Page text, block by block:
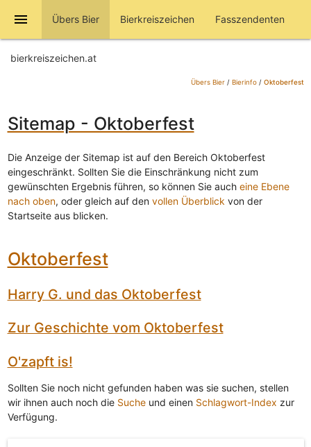
menu Übers Bier Bierkreiszeichen Fasszendenten
bierkreiszeichen.at
Übers Bier/ Bierinfo/ Oktoberfest
Sitemap - Oktoberfest
Die Anzeige der Sitemap ist auf den Bereich Oktoberfest
eingeschränkt. Sollten Sie die Einschränkung nicht zum
gewünschten Ergebnis führen, so können Sie auch eine Ebene
nach oben, oder gleich auf den vollen Überblick von der
Startseite aus blicken.
Oktoberfest
Harry G. und das Oktoberfest
Zur Geschichte vom Oktoberfest
O'zapft is!
Sollten Sie noch nicht gefunden haben was sie suchen, stellen
wir ihnen auch noch die Sucheund einen Schlagwort-Index zur
Verfügung.